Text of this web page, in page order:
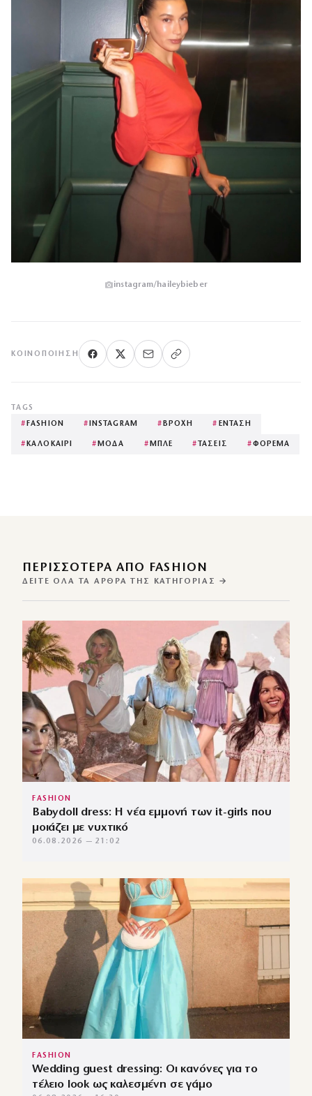
instagram/haileybieber
ΚΟΙΝΟΠΟΊΗΣΗ
TAGS
# FASHION # INSTAGRAM # ΒΡΟΧΗ # ΕΝΤΑΣΗ
# ΚΑΛΟΚΑΙΡΙ # ΜΟΔΑ # ΜΠΛΕ # ΤΑΣΕΙΣ #ΦΟΡΕΜΑ
ΠΕΡΙΣΣΌΤΕΡΑ ΑΠΌ FASHION
ΔΕΊΤΕ ΌΛΑ ΤΑ ΆΡΘΡΑ ΤΗΣ ΚΑΤΗΓΟΡΊΑΣ →
FASHION
Babydoll dress: Η νέα εμμονή των it-girls που
μοιάζει με νυχτικό
06.08.2026 — 21:02
FASHION
Wedding guest dressing: Οι κανόνες για το
τέλειο look ως καλεσμένη σε γάμο